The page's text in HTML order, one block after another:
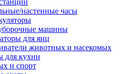
настенные часы
машины
для яиц
животных и насекомых
для кухни
и спорт